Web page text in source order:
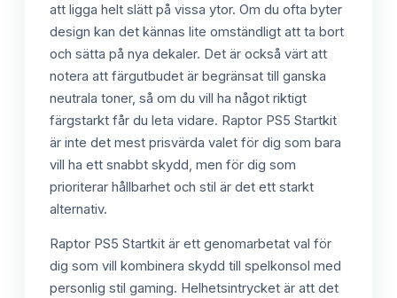
att ligga helt slätt på vissa ytor. Om du ofta byter
design kan det kännas lite omständligt att ta bort
och sätta på nya dekaler. Det är också värt att
notera att färgutbudet är begränsat till ganska
neutrala toner, så om du vill ha något riktigt
färgstarkt får du leta vidare. Raptor PS5 Startkit
är inte det mest prisvärda valet för dig som bara
vill ha ett snabbt skydd, men för dig som
prioriterar hållbarhet och stil är det ett starkt
alternativ.
Raptor PS5 Startkit är ett genomarbetat val för
dig som vill kombinera skydd till spelkonsol med
personlig stil gaming. Helhetsintrycket är att det